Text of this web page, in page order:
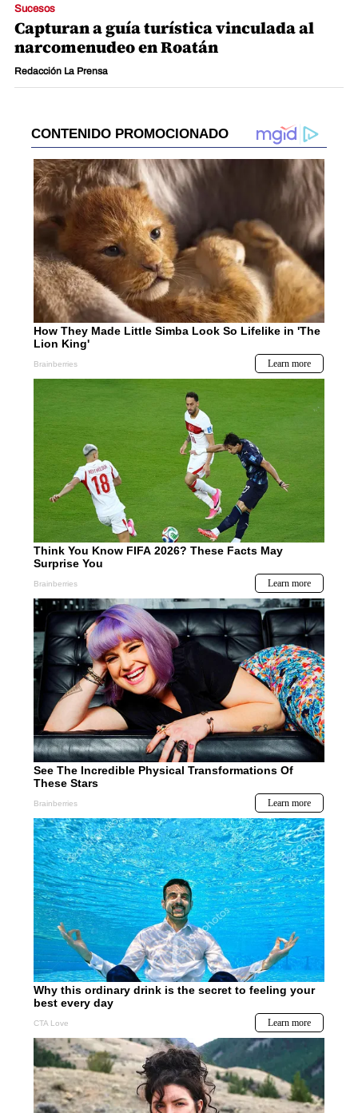
Sucesos
Capturan a guía turística vinculada al
narcomenudeo en Roatán
Redacción La Prensa